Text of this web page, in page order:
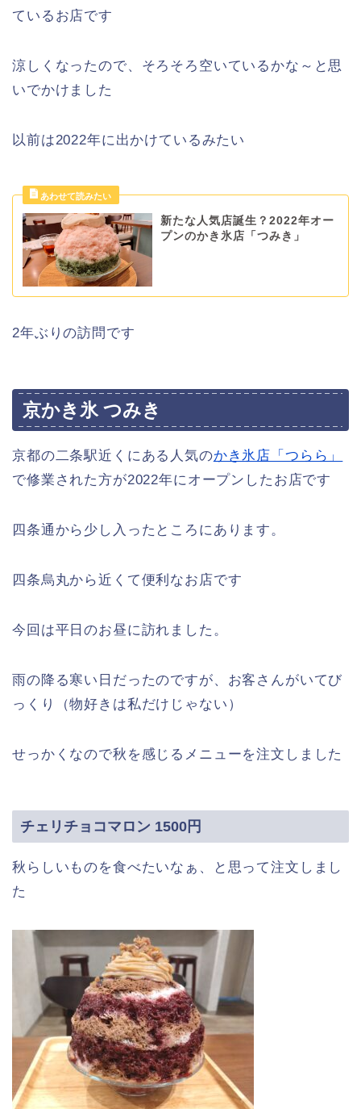
ているお店です
涼しくなったので、そろそろ空いているかな～と思
いでかけました
以前は2022年に出かけているみたい
新たな人気店誕生？2022年オー
プンのかき氷店「つみき」
2年ぶりの訪問です
京かき氷 つみき
京都の二条駅近くにある人気のかき氷店「つらら」
で修業された方が2022年にオープンしたお店です
四条通から少し入ったところにあります。
四条烏丸から近くて便利なお店です
今回は平日のお昼に訪れました。
雨の降る寒い日だったのですが、お客さんがいてび
っくり（物好きは私だけじゃない）
せっかくなので秋を感じるメニューを注文しました
チェリチョコマロン 1500円
秋らしいものを食べたいなぁ、と思って注文しまし
た